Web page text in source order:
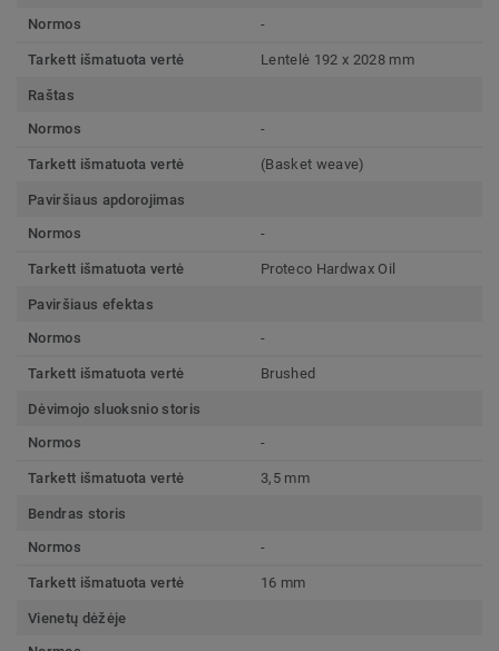
Normos
-
Tarkett išmatuota vertė Lentelė 192 x 2028 mm
Raštas
Normos
-
Tarkett išmatuota vertė (Basket weave)
Paviršiaus apdorojimas
Normos
-
Tarkett išmatuota vertė Proteco Hardwax Oil
Paviršiaus efektas
Normos
-
Tarkett išmatuota vertė Brushed
Dėvimojo sluoksnio storis
Normos
-
Tarkett išmatuota vertė 3,5 mm
Bendras storis
Normos
-
Tarkett išmatuota vertė 16 mm
Vienetų dėžėje